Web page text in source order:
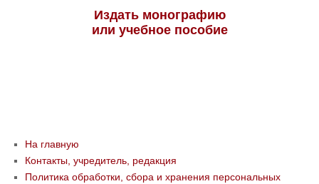
Издать монографию
или учебное пособие
На главную
Контакты, учредитель, редакция
Политика обработки, сбора и хранения персональных